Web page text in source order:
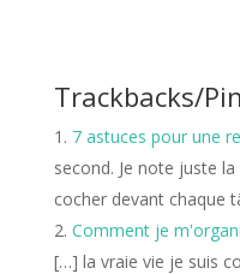
Trackbacks/
7 astuces pour une
second. Je note juste
cocher devant chaque
Comment je
[…] la vraie vie je suis